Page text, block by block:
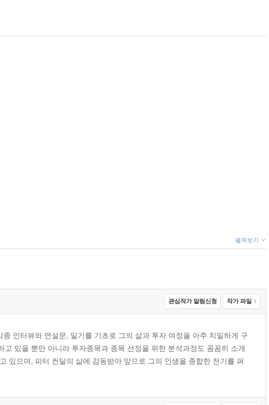
펼쳐보기
관심작가 알림신청 작가 파일
인터뷰와 연설문, 일기를 기초로 그의 삶과 투자 여정을 아주 치밀하게 구
있을 뿐만 아니라 투자종목과 종목 선정을 위한 분석과정도 꼼꼼히 소개
있으며, 피터 컨딜의 삶에 감동받아 앞으로 그의 인생을 종합한 전기를 펴